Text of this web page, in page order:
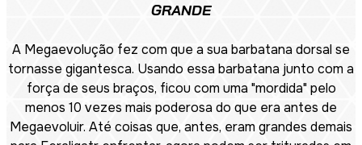
GRANDE
A Megaevolução fez com que a sua barbatana dorsal se
tornasse gigantesca. Usando essa barbatana junto com a
força de seus braços, ficou com uma "mordida" pelo
menos 10 vezes mais poderosa do que era antes de
Megaevoluir. Até coisas que, antes, eram grandes demais